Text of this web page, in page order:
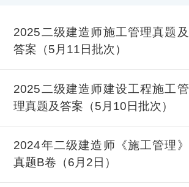
2025二级建造师施工管理真题及
答案（5月11日批次）
2025二级建造师建设工程施工管
理真题及答案（5月10日批次）
2024年二级建造师《施工管理》
真题B卷（6月2日）